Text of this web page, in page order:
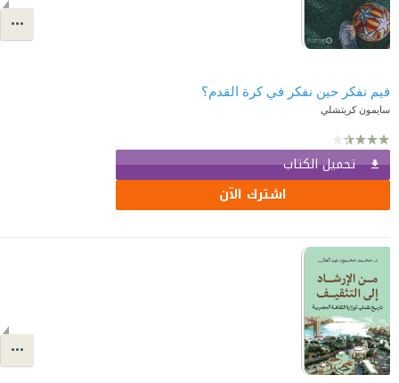
فيم نفكر حين نفكر في كرة القدم؟
سايمون كريتشلي
تحميل الكتاب
اشترك الآن